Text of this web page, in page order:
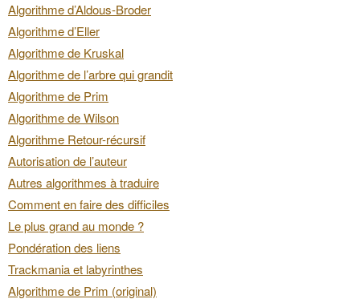
Algorithme d’Aldous-Broder
Algorithme d’Eller
Algorithme de Kruskal
Algorithme de l’arbre qui grandit
Algorithme de Prim
Algorithme de Wilson
Algorithme Retour-récursif
Autorisation de l’auteur
Autres algorithmes à traduire
Comment en faire des difficiles
Le plus grand au monde ?
Pondération des liens
Trackmania et labyrinthes
Algorithme de Prim (original)